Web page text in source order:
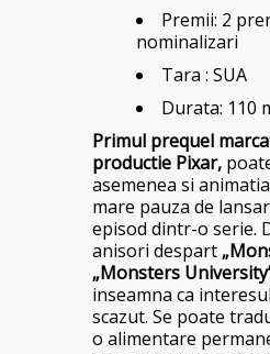
Premii: 2
nominalizari
Tara : SUA
Durata: 110
Primul prequel
productie Pixar,
asemenea si
mare pauza de
episod dintr-o serie.
anisori despart
„Monsters
inseamna ca
scazut. Se poate
o alimentare